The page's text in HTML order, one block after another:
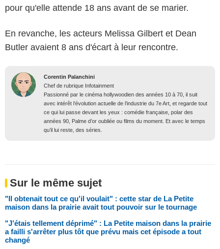
pour qu'elle attende 18 ans avant de se marier.
En revanche, les acteurs Melissa Gilbert et Dean
Butler avaient 8 ans d'écart à leur rencontre.
Corentin Palanchini
Chef de rubrique Infotainment
Passionné par le cinéma hollywoodien des années 10 à 70, il suit
avec intérêt l’évolution actuelle de l’industrie du 7e Art, et regarde tout
ce qui lui passe devant les yeux : comédie française, polar des
années 90, Palme d’or oubliée ou films du moment. Et avec le temps
qu’il lui reste, des séries.
Sur le même sujet
"Il obtenait tout ce qu'il voulait" : cette star de La Petite
maison dans la prairie avait tout pouvoir sur le tournage
"J’étais tellement déprimé" : La Petite maison dans la prairie
a failli s'arrêter plus tôt que prévu mais cet épisode a tout
changé